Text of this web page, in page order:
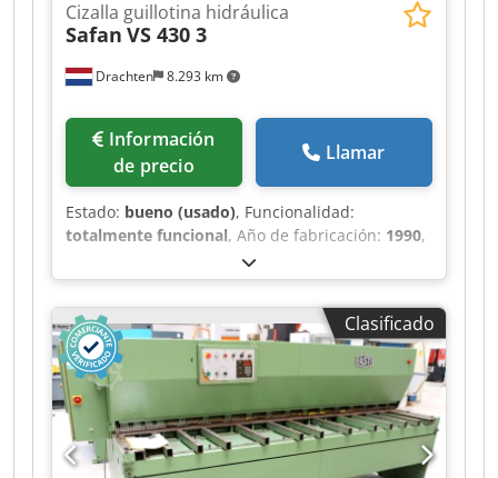
Drachten 8.293 km
Cizalla guillotina hidráulica
Safan VS 430 3
de precio
Llamar
Estado: bueno (usado), Funcionalidad:
totalmente funcional, Año de fabricación: 1990,
Cizalla de chapa Safan usada con dispositivo de
evacuación Djdpfx Afsyzgdrstokr Tipo: VS 430 3
Capacidad: 4300 x 3 mm Tope trasero regulable
eléctricamente Ángulo de corte y separación de
cuchillas ajustables manualmente Equipada con
sistema de elevación / evacuación en la parte
trasera
Clasificado